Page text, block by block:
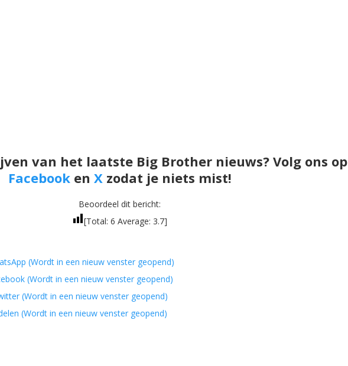
van het laatste Big Brother nieuws? Volg ons op
Facebooken Xzodat je niets mist!
Beoordeel dit bericht:
[Total:6 Average: 3.7]
(Wordt in een nieuw venster geopend)
(Wordt in een nieuw venster geopend)
(Wordt in een nieuw venster geopend)
(Wordt in een nieuw venster geopend)